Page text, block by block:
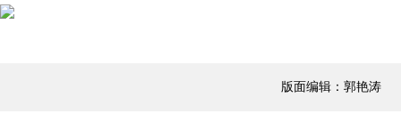
版面编辑：郭艳涛